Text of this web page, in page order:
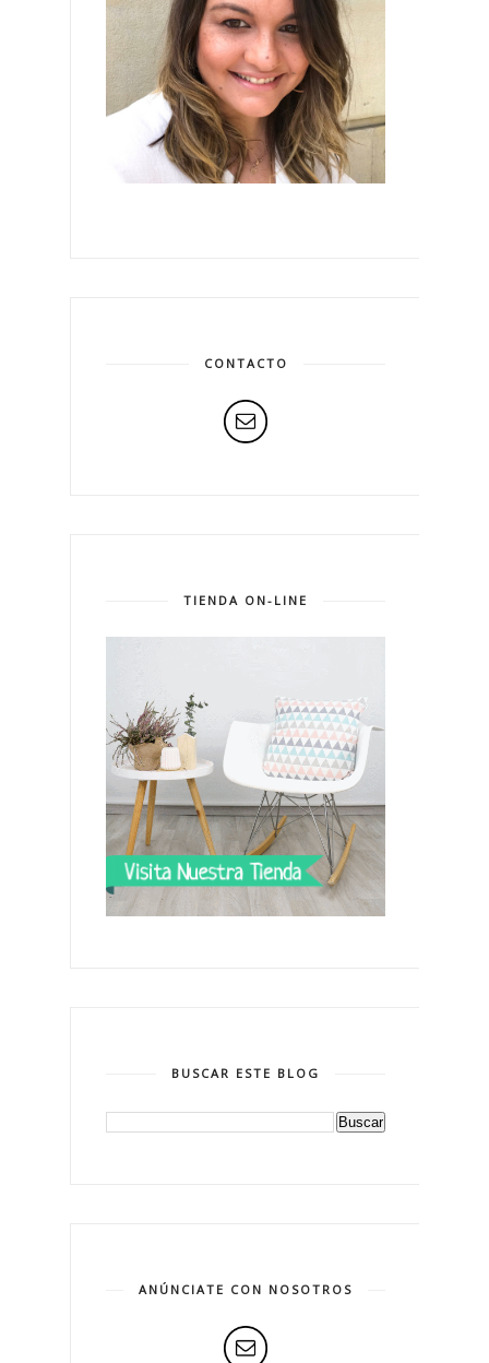
CONTACTO
TIENDA ON-LINE
BUSCAR ESTE BLOG
ANÚNCIATE CON NOSOTROS